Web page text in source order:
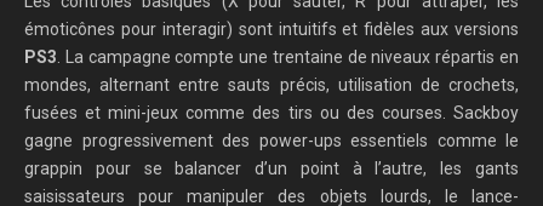
émoticônes pour interagir) sont intuitifs et fidèles aux versions
PS3 . La campagne compte une trentaine de niveaux répartis en
mondes, alternant entre sauts précis, utilisation de crochets,
fusées et mini-jeux comme des tirs ou des courses. Sackboy
gagne progressivement des power-ups essentiels comme le
grappin pour se balancer d’un point à l’autre, les gants
saisissateurs pour manipuler des objets lourds, le lance-